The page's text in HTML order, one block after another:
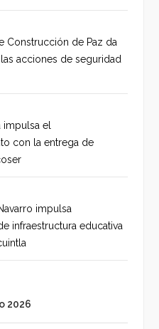
Construcción de Paz da
acciones de seguridad
impulsa el
con la entrega de
impulsa
infraestructura educativa
2026